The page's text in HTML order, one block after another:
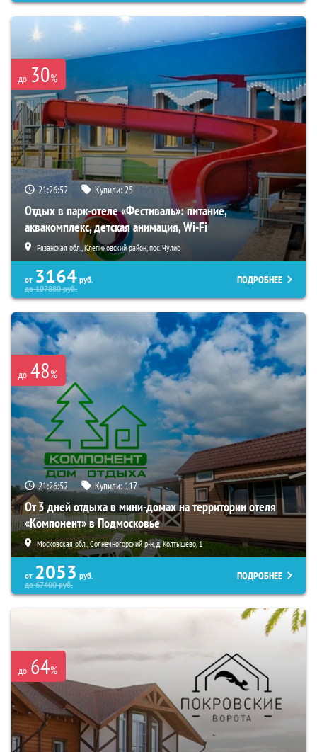
до 30%
21:26:51 Купили:25
Отдых в парк-отеле «Фестиваль»: питание,
аквакомплекс, детская анимация, Wi-Fi
Рязанская обл., Клепиковский район, пос. Чулис
от 3164 руб.
до107880руб.
ПОДРОБНЕЕ
до 48%
21:26:51 Купили: 117
От 3 дней отдыха в мини-домах на территории отеля
«Компонент» в Подмосковье
Московская обл., Солнечногорский р-н, д. Колтышево, 1
от 2053 руб.
до67400руб.
ПОДРОБНЕЕ
до 64%